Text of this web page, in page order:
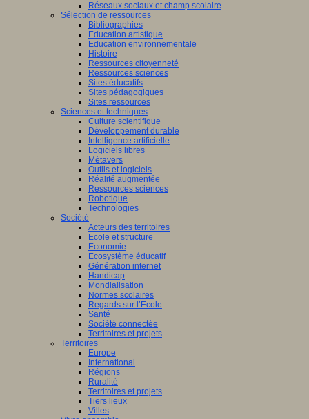
Réseaux sociaux et champ scolaire
Sélection de ressources
Bibliographies
Education artistique
Education environnementale
Histoire
Ressources citoyenneté
Ressources sciences
Sites éducatifs
Sites pédagogiques
Sites ressources
Sciences et techniques
Culture scientifique
Développement durable
Intelligence artificielle
Logiciels libres
Métavers
Outils et logiciels
Réalité augmentée
Ressources sciences
Robotique
Technologies
Société
Acteurs des territoires
Ecole et structure
Economie
Ecosystème éducatif
Génération internet
Handicap
Mondialisation
Normes scolaires
Regards sur l’Ecole
Santé
Société connectée
Territoires et projets
Territoires
Europe
International
Régions
Ruralité
Territoires et projets
Tiers lieux
Villes